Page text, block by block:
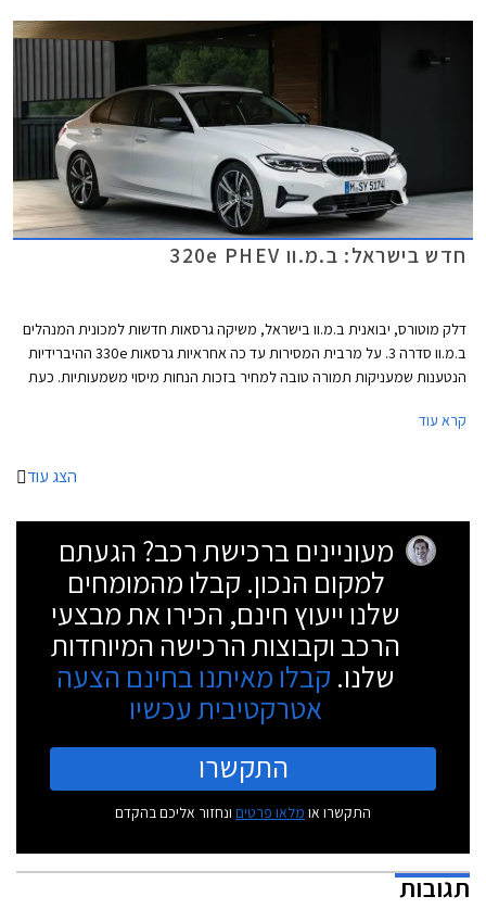
בקרת שיגור המאפשרת תאוצה מעמידה למאה קמ"ש תוך 3.9 שניות, למאתיים
חדש בישראל: ב.מ.וו 320e PHEV
דלק מוטורס, יבואנית ב.מ.וו בישראל, משיקה גרסאות חדשות למכונית המנהלים
ב.מ.וו סדרה 3. על מרבית המסירות עד כה אחראיות גרסאות 330e ההיברידיות
הנטענות שמעניקות תמורה טובה למחיר בזכות הנחות מיסוי משמעותיות. כעת
ומוזלת - ב.מ.וו 320e.
קרא עוד
הצג עוד
מעוניינים ברכישת רכב? הגעתם
למקום הנכון. קבלו מהמומחים
שלנו ייעוץ חינם, הכירו את מבצעי
הרכב וקבוצות הרכישה המיוחדות
שלנו. קבלו מאיתנו בחינם הצעה
אטרקטיבית עכשיו
התקשרו
התקשרו או מלאו פרטים ונחזור אליכם בהקדם
תגובות